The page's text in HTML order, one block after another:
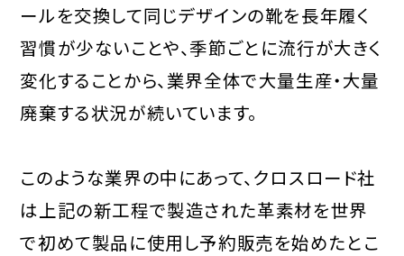
ールを交換して同じデザインの靴を長年履く
習慣が少ないことや、季節ごとに流行が大きく
変化することから、業界全体で大量生産・大量
廃棄する状況が続いています。
このような業界の中にあって、クロスロード社
は上記の新工程で製造された革素材を世界
で初めて製品に使用し予約販売を始めたとこ